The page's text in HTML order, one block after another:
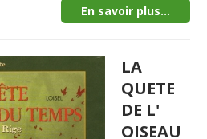
En savoir plus...
LA
QUETE
DE L'
OISEAU